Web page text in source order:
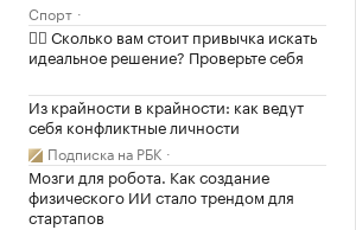
Спорт
✍🏻 Сколько вам стоит привычка искать
идеальное решение? Проверьте себя
Из крайности в крайности: как ведут
себя конфликтные личности
Подписка на РБК
Мозги для робота. Как создание
физического ИИ стало трендом для
стартапов